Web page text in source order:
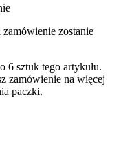
zamówienie zostanie
6 sztuk tego artykułu.
zamówienie na więcej
paczki.